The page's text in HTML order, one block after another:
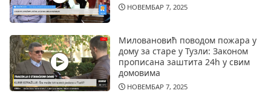
НОВЕМБАР 7, 2025
Миловановић поводом пожара у
дому за старе у Тузли: Законом
прописана заштита 24h у свим
домовима
НОВЕМБАР 7, 2025